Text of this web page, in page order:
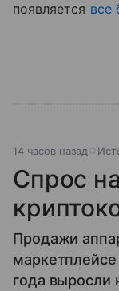
появляется все
14 часов назад
Спрос
Продажи
года выросли